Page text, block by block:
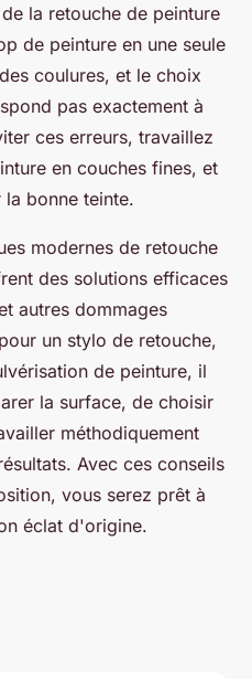
la retouche de peinture
de peinture en une seule
coulures, et le choix
pas exactement à
ces erreurs, travaillez
en couches fines, et
bonne teinte.
modernes de retouche
des solutions efficaces
autres dommages
un stylo de retouche,
de peinture, il
la surface, de choisir
méthodiquement
Avec ces conseils
vous serez prêt à
éclat d'origine.